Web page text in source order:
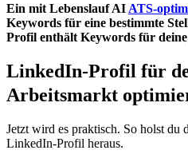
Ein mit Lebenslauf AI ATS-
Keywords für eine bestimmte
Profil enthält Keywords für
LinkedIn-Profil für
Arbeitsmarkt
Jetzt wird es praktisch. So holst du
LinkedIn-Profil heraus.